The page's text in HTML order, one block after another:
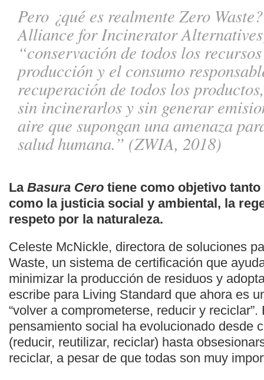
Pero ¿qué es realmente Zero
Alliance for Incinerator
“conservación de todos los
producción y el consumo
recuperación de todos los
sin incinerarlos y sin generar
aire que supongan una amenaza
salud humana.” (ZWIA, 2018)
La Basura Cero tiene como objetivo tanto
como la justicia social y ambiental, la
respeto por la naturaleza.
Celeste McNickle, directora de soluciones
Waste, un sistema de certificación que
minimizar la producción de residuos y
escribe para Living Standard que ahora es
“volver a comprometerse, reducir y
pensamiento social ha evolucionado desde
(reducir, reutilizar, reciclar) hasta
reciclar, a pesar de que todas son muy